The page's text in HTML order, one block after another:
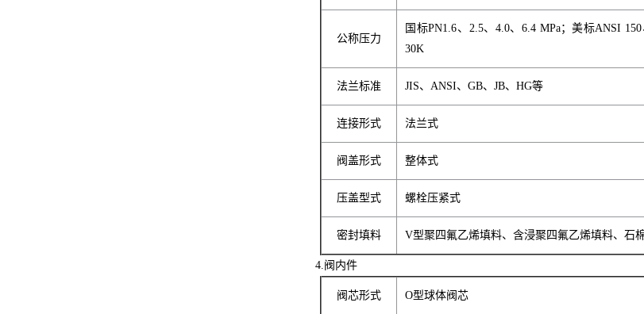
公称压力
国标PN1.6、2.5、4.0、6.4 MPa；美标ANSI
30K
法兰标准 JIS、ANSI、GB、JB、HG等
连接形式 法兰式
阀盖形式 整体式
压盖型式 螺栓压紧式
密封填料 V型聚四氟乙烯填料、含浸聚四氟乙烯填料、石
4.阀内件
阀芯形式 O型球体阀芯